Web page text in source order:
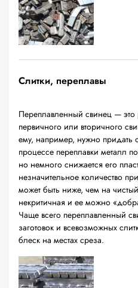
Слитки, переплавы
Переплавленный свинец — это
первичного или вторичного
ему, например, нужно придать
процессе переплавки металл
но немного снижается его
незначительное количество
может быть ниже, чем на
некритичная и ее можно
Чаще всего переплавленный
заготовок и всевозможных
блеск на местах среза.